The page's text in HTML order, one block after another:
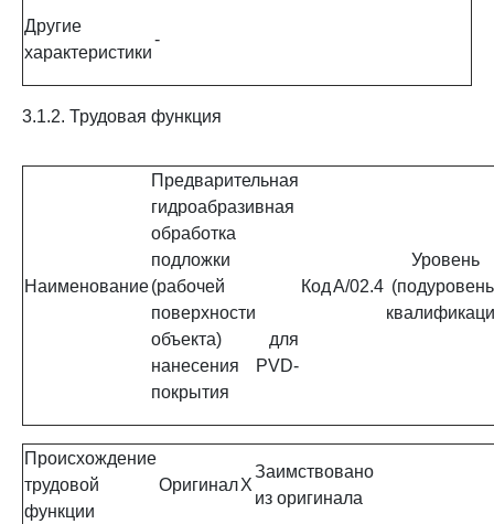
Другие
характеристики
-
3.1.2. Трудовая функция
Наименование
Предварительная
гидроабразивная
обработка
подложки
(рабочей
поверхности
объекта) для
нанесения PVD-
покрытия
КодA/02.4
Уровень
Происхождение
трудовой
функции
ОригиналX
Заимствовано
из оригинала